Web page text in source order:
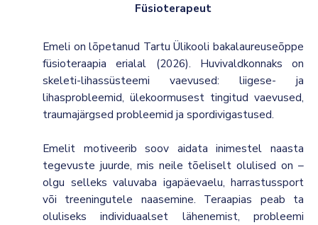
Füsioterapeut
Emeli on lõpetanud Tartu Ülikooli bakalaureuseõppe
füsioteraapia erialal (2026). Huvivaldkonnaks on
skeleti-lihassüsteemi vaevused: liigese- ja
lihasprobleemid, ülekoormusest tingitud vaevused,
traumajärgsed probleemid ja spordivigastused.
Emelit motiveerib soov aidata inimestel naasta
tegevuste juurde, mis neile tõeliselt olulised on –
olgu selleks valuvaba igapäevaelu, harrastussport
või treeningutele naasemine. Teraapias peab ta
oluliseks individuaalset lähenemist, probleemi